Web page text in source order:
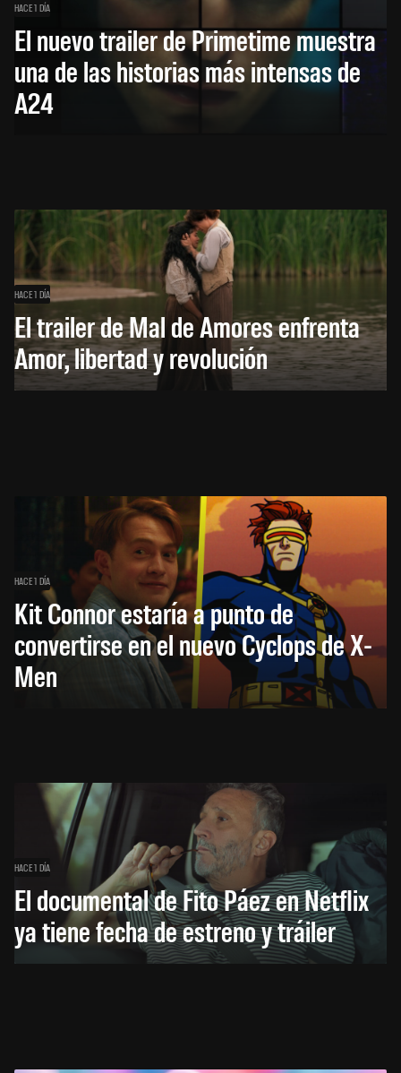
HACE 1 DÍA
El nuevo trailer de Primetime muestra
una de las historias más intensas de
A24
HACE 1 DÍA
El trailer de Mal de Amores enfrenta
Amor, libertad y revolución
HACE 1 DÍA
Kit Connor estaría a punto de
convertirse en el nuevo Cyclops de X-
Men
HACE 1 DÍA
El documental de Fito Páez en Netflix
ya tiene fecha de estreno y tráiler